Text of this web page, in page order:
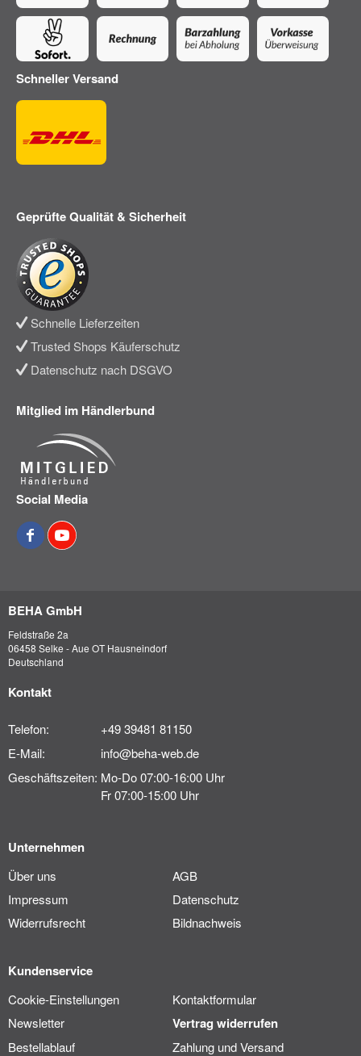
Schneller Versand
Geprüfte Qualität & Sicherheit
Schnelle Lieferzeiten
Trusted Shops Käuferschutz
Datenschutz nach DSGVO
Mitglied im Händlerbund
Social Media
BEHA GmbH
Feldstraße 2a
06458 Selke - Aue OT Hausneindorf
Deutschland
Kontakt
Telefon:
+49 39481 81150
E-Mail:
info@beha-web.de
Geschäftszeiten: Mo-Do 07:00-16:00 Uhr
Fr 07:00-15:00 Uhr
Unternehmen
Über uns
AGB
Impressum
Datenschutz
Widerrufsrecht
Bildnachweis
Kundenservice
Cookie-Einstellungen
Kontaktformular
Newsletter
Vertrag widerrufen
Bestellablauf Zahlung und Versand